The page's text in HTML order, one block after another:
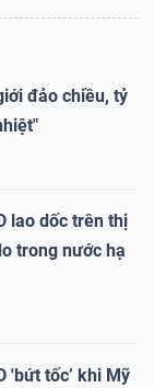
đảo chiều, tỷ
lao dốc trên thị
trong nước hạ
'bứt tốc’ khi Mỹ